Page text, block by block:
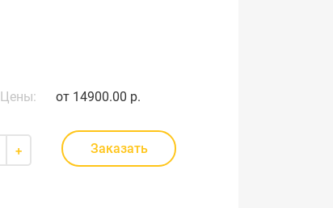
Цены: от 14900.00 р.
+ Заказать